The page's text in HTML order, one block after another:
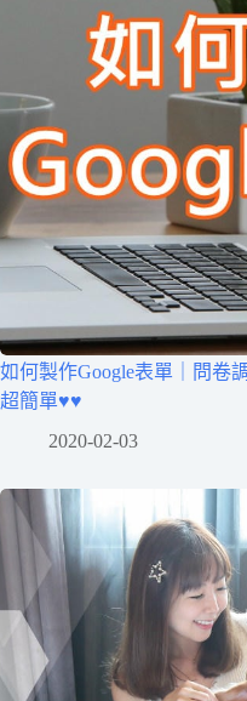
如何製作Google表單｜問卷
超簡單♥♥
2020-02-03